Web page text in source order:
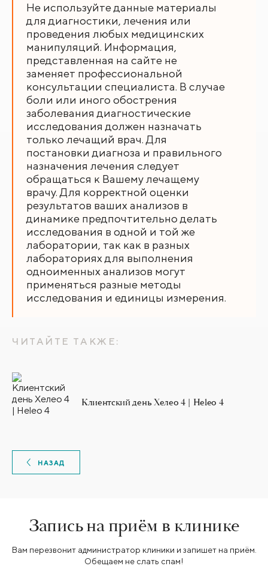
Не используйте данные материалы
для диагностики, лечения или
проведения любых медицинских
манипуляций. Информация,
представленная на сайте не
заменяет профессиональной
консультации специалиста. В случае
боли или иного обострения
заболевания диагностические
исследования должен назначать
только лечащий врач. Для
постановки диагноза и правильного
назначения лечения следует
обращаться к Вашему лечащему
врачу. Для корректной оценки
результатов ваших анализов в
динамике предпочтительно делать
исследования в одной и той же
лаборатории, так как в разных
лабораториях для выполнения
одноименных анализов могут
применяться разные методы
исследования и единицы измерения.
ЧИТАЙТЕ ТАКЖЕ:
Клиентский день Хелео 4 | Heleo 4
НАЗАД
Запись на приём в клинике
Вам перезвонит администратор клиники и запишет на приём.
Обещаем не слать спам!